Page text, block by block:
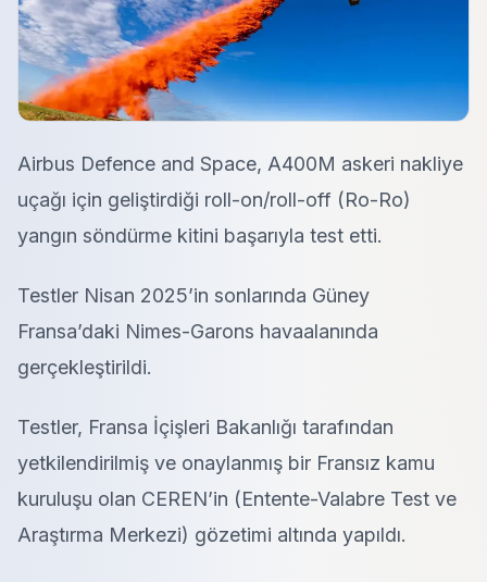
Airbus Defence and Space, A400M askeri nakliye
uçağı için geliştirdiği roll-on/roll-off (Ro-Ro)
yangın söndürme kitini başarıyla test etti.
Testler Nisan 2025’in sonlarında Güney
Fransa’daki Nimes-Garons havaalanında
gerçekleştirildi.
Testler, Fransa İçişleri Bakanlığı tarafından
yetkilendirilmiş ve onaylanmış bir Fransız kamu
kuruluşu olan CEREN’in (Entente-Valabre Test ve
Araştırma Merkezi) gözetimi altında yapıldı.